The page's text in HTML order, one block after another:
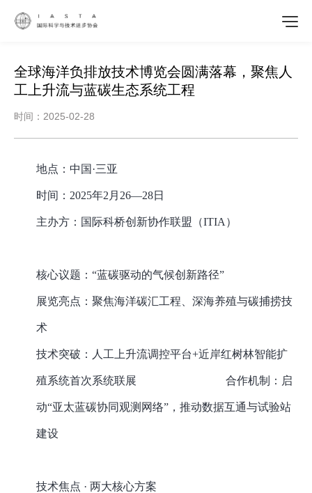
全球海洋负排放技术博览会圆满落幕，聚焦人
工上升流与蓝碳生态系统工程
时间：2025-02-28
地点：中国 ·三亚
时间： 2025年2月26—28日
主办方：国际科桥创新协作联盟（ITIA）
核心议题： “蓝碳驱动的气候创新路径”
展览亮点 ： 聚焦海洋碳汇工程、深海养殖与碳捕捞技
术
技术突破 ： 人工上升流调控平台+近岸红树林智能扩
殖系统首次系统联展 合作机制 ： 启
动“亚太蓝碳协同观测网络”，推动数据互通与试验站
建设
技术焦点 · 两大核心方案